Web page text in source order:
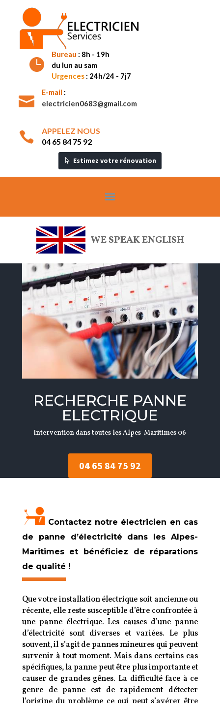

Bureau : 8h - 19h
du lun au sam
Urgences : 24h/24 - 7j7

E-mail :
electricien0683@gmail.com

APPELEZ NOUS
04 65 84 75 92
Estimez votre rénovation
WE SPEAK ENGLISH
RECHERCHE PANNE
ELECTRIQUE
Intervention dans toutes les Alpes-Maritimes 06
04 65 84 75 92
Contactez notre électricien en cas
de panne d’électricité dans les Alpes-
Maritimes et bénéficiez de réparations
de qualité !
Que votre installation électrique soit ancienne ou
récente, elle reste susceptible d’être confrontée à
une panne électrique. Les causes d’une panne
d’électricité sont diverses et variées. Le plus
souvent, il s’agit de pannes mineures qui peuvent
survenir à tout moment. Mais dans certains cas
spécifiques, la panne peut être plus importante et
causer de grandes gênes. La difficulté face à ce
genre de panne est de rapidement détecter